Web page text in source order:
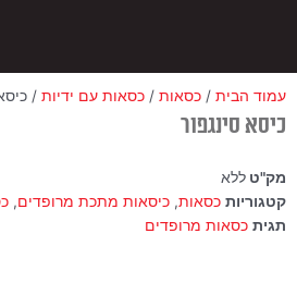
עמוד הבית / כסאות / כסאות עם ידיות /
כיסא סינגפור
מק"ט ללא
קטגוריות כסאות, כיסאות מתכת מרופדים,
תגית כסאות מרופדים